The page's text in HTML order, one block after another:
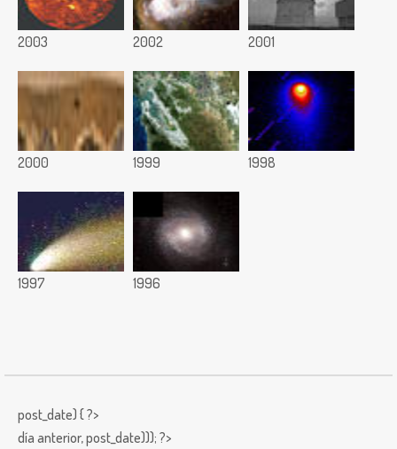
2003 2002 2001
2000 1999 1998
1997 1996
post_date) { ?>
día anterior,post_date))); ?>